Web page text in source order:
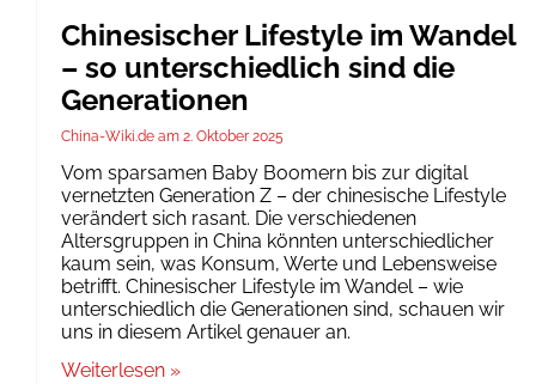
Chinesischer Lifestyle im Wandel
– so unterschiedlich sind die
Generationen
China-Wiki.de 2. Oktober 2025
Vom sparsamen Baby Boomern bis zur digital
vernetzten Generation Z – der chinesische Lifestyle
verändert sich rasant. Die verschiedenen
Altersgruppen in China könnten unterschiedlicher
kaum sein, was Konsum, Werte und Lebensweise
betrifft. Chinesischer Lifestyle im Wandel – wie
unterschiedlich die Generationen sind, schauen wir
uns in diesem Artikel genauer an.
Weiterlesen »